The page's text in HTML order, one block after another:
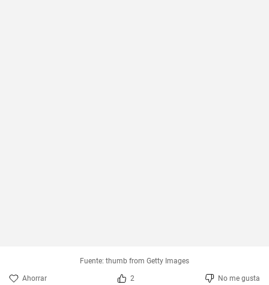
Fuente: thumb from Getty Images
Ahorrar 2 No me gusta